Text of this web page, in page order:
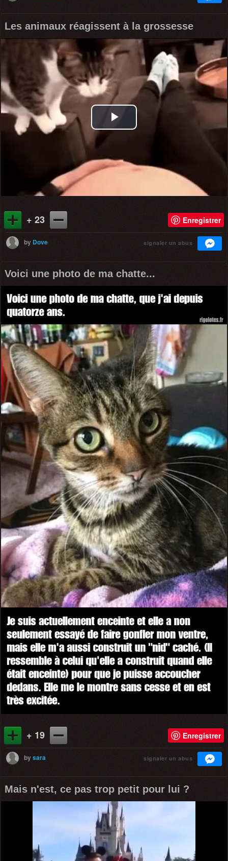
Les animaux réagissent à la grossesse
Play
+ 23 Enregistrer
by Dove signaler un abus
Voici une photo de ma chatte...
+ 19 Enregistrer
bysara signaler un abus
Mais n'est, ce pas trop petit pour lui ?